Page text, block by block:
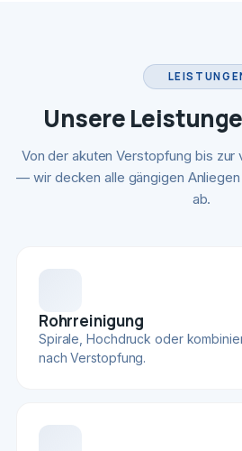
Unsere
Von der akuten Verstopfung bis zur
— wir decken alle gängigen Anliegen
ab.
Rohrreinigung
Spirale, Hochdruck oder
nach Verstopfung.